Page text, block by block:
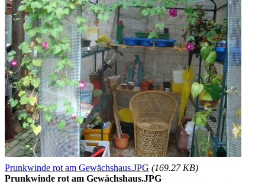
Prunkwinde rot am Gewächshaus.JPG (169.27 KB)
Prunkwinde rot am Gewächshaus.JPG